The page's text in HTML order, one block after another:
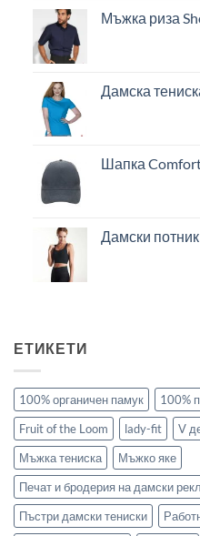
Мъжка риза
Дамска
Шапка
Дамски
ЕТИКЕТИ
100% органичен памук 100%
Fruit of the Loom
lady-fit V
Мъжка тениска
Мъжко яке
Печат и бродерия на дамски
Пъстри дамски тениски